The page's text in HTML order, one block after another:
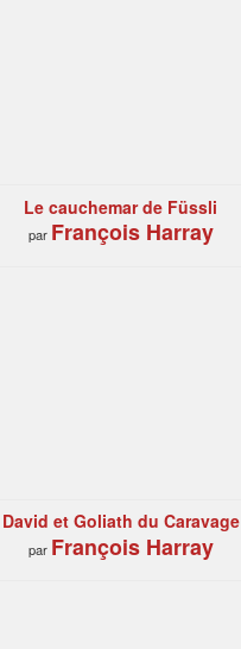
Le cauchemar de Füssli
par François Harray
David et Goliath du Caravage
par François Harray